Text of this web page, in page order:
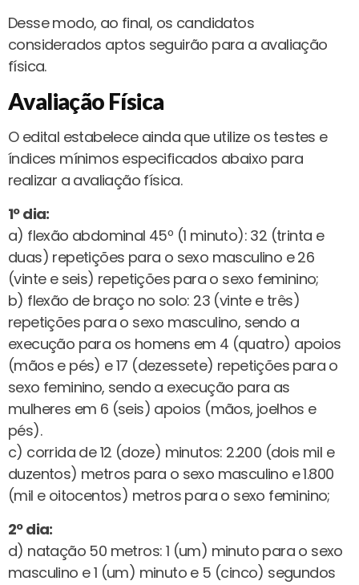
Desse modo, ao final, os candidatos
considerados aptos seguirão para a avaliação
física.
Avaliação Física
O edital estabelece ainda que utilize os testes e
índices mínimos especificados abaixo para
realizar a avaliação física.
1º dia:
a) flexão abdominal 45º (1 minuto): 32 (trinta e
duas) repetições para o sexo masculino e 26
(vinte e seis) repetições para o sexo feminino;
b) flexão de braço no solo: 23 (vinte e três)
repetições para o sexo masculino, sendo a
execução para os homens em 4 (quatro) apoios
(mãos e pés) e 17 (dezessete) repetições para o
sexo feminino, sendo a execução para as
mulheres em 6 (seis) apoios (mãos, joelhos e
pés).
c) corrida de 12 (doze) minutos: 2.200 (dois mil e
duzentos) metros para o sexo masculino e 1.800
(mil e oitocentos) metros para o sexo feminino;
2º dia:
d) natação 50 metros: 1 (um) minuto para o sexo
masculino e 1 (um) minuto e 5 (cinco) segundos